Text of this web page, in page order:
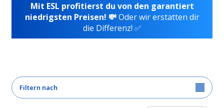
Mit ESL profitierst du von den garantiert
niedrigsten Preisen! 💸Oder wir erstatten dir
die Differenz! ✅
Filtern nach